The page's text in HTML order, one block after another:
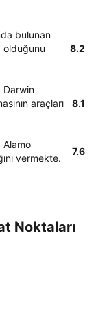
bulunan
olduğunu
8.2
Darwin
araçları
8.1
Alamo
vermekte.
7.6
Noktaları